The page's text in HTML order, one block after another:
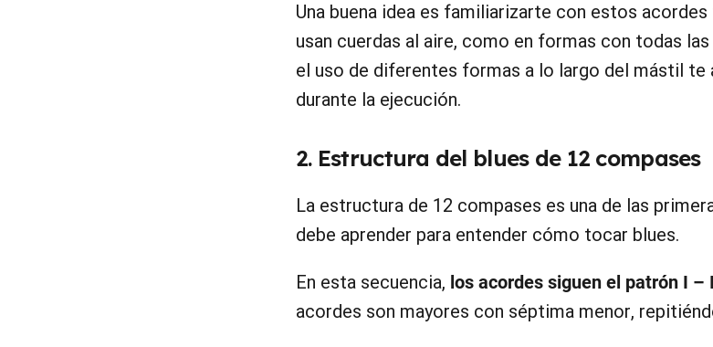
Una buena idea es familiarizarte con estos
usan cuerdas al aire, como en formas con todas
el uso de diferentes formas a lo largo del mástil te
durante la ejecución.
2. Estructura del blues de 12 compases
La estructura de 12 compases es una de las
debe aprender para entender cómo tocar blues.
En esta secuencia, los acordes siguen el patrón I –
acordes son mayores con séptima menor,